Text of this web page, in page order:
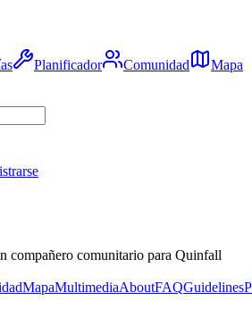
Planificador Comunidad
Mapa
comunitario para Quinfall
MapaMultimediaAboutFAQGuidelines